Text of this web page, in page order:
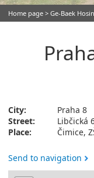
Home page > Ge-Baek
City:
Praha 8
Street:
Libčická
Place:
Čimice,
Send to navigation